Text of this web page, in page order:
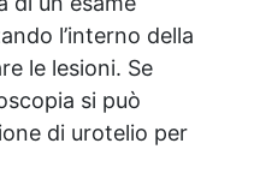
l’interno della
le lesioni. Se
si può
di urotelio per